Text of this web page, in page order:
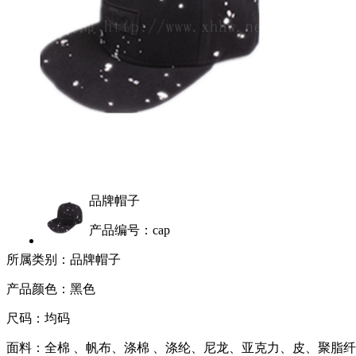
品牌帽子
产品编号：cap
所属类别：品牌帽子
产品颜色：黑色
尺码：均码
面料：全棉 、帆布、涤棉 、涤纶、尼龙、亚克力、皮、聚脂